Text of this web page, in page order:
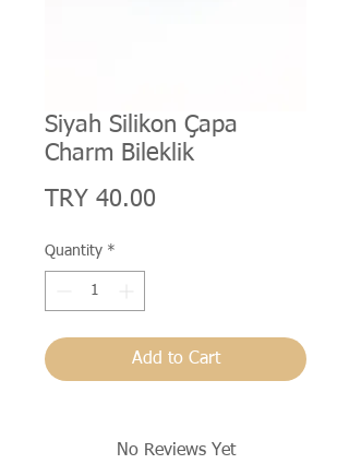
Siyah Silikon Çapa
Charm Bileklik
TRY 40.00
Quantity *
Add to Cart
No Reviews Yet